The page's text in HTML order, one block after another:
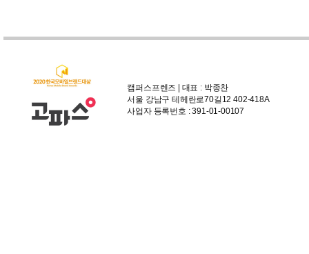
캠퍼스프렌즈 | 대표 : 박종찬
서울 강남구 테헤란로70길12 402-418A
사업자 등록번호 : 391-01-00107